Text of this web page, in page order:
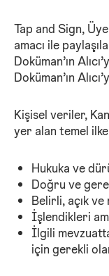
Tap and Sign,
amacı ile
Doküman’ın
Doküman’ın
Kişisel veriler,
yer alan temel
Hukuka ve
Doğru ve
Belirli, açık
İşlendikleri
İlgili
için gerekli